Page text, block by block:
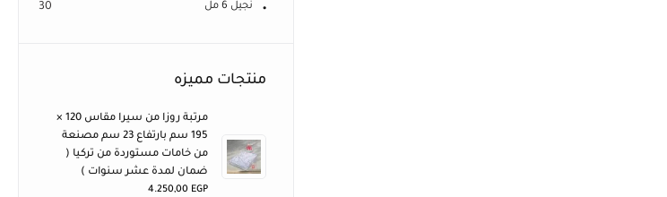
نجيل 6 مل 30
منتجات مميزه
مرتبة روزا من سيرا مقاس 120 ×
195 سم بارتفاع 23 سم مصنعة
من خامات مستوردة من تركيا (
ضمان لمدة عشر سنوات )
4.250,00 EGP